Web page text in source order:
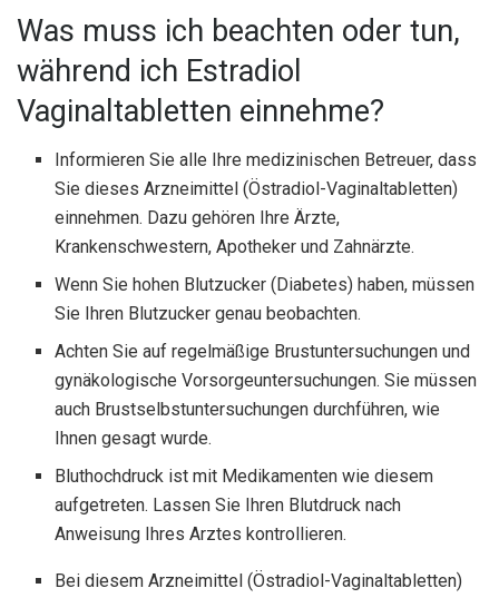
Was muss ich beachten oder tun,
während ich Estradiol
Vaginaltabletten einnehme?
Informieren Sie alle Ihre medizinischen Betreuer, dass
Sie dieses Arzneimittel (Östradiol-Vaginaltabletten)
einnehmen. Dazu gehören Ihre Ärzte,
Krankenschwestern, Apotheker und Zahnärzte.
Wenn Sie hohen Blutzucker (Diabetes) haben, müssen
Sie Ihren Blutzucker genau beobachten.
Achten Sie auf regelmäßige Brustuntersuchungen und
gynäkologische Vorsorgeuntersuchungen. Sie müssen
auch Brustselbstuntersuchungen durchführen, wie
Ihnen gesagt wurde.
Bluthochdruck ist mit Medikamenten wie diesem
aufgetreten. Lassen Sie Ihren Blutdruck nach
Anweisung Ihres Arztes kontrollieren.
Bei diesem Arzneimittel (Östradiol-Vaginaltabletten)